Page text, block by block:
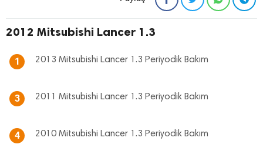
2012 Mitsubishi Lancer 1.3
1 2013 Mitsubishi Lancer 1.3 Periyodik Bakım
3 2011 Mitsubishi Lancer 1.3 Periyodik Bakım
4 2010 Mitsubishi Lancer 1.3 Periyodik Bakım